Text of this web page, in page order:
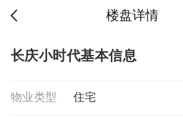
楼盘详情
长庆小时代基本信息
物业类型 住宅